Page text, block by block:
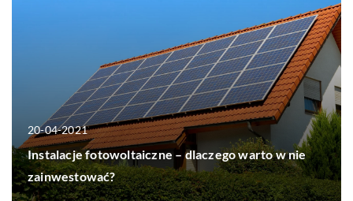
20-04-2021
Instalacje fotowoltaiczne – dlaczego warto w nie
zainwestować?